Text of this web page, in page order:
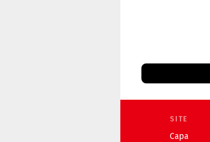
SITE
Capa